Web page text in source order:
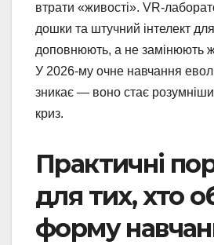
втрати «живості». VR-
дошки та штучний інтелект для
доповнюють, а не замінюють
У 2026-му очне навчання
зникає — воно стає
криз.
Практичні
для тих, хто
форму